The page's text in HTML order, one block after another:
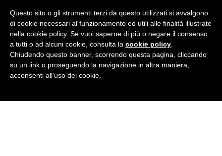
P.Iva 02246080481
GET SOCIAL
Questo sito o gli strumenti terzi da questo utilizzati si avvalgono
di cookie necessari al funzionamento ed utili alle finalità illustrate
nella cookie policy. Se vuoi saperne di più o negare il consenso
a tutti o ad alcuni cookie, consulta la cookie policy
Chiudendo questo banner, scorrendo questa pagina, cliccando
su un link o proseguendo la navigazione in altra maniera,
acconsenti all’uso dei cookie.